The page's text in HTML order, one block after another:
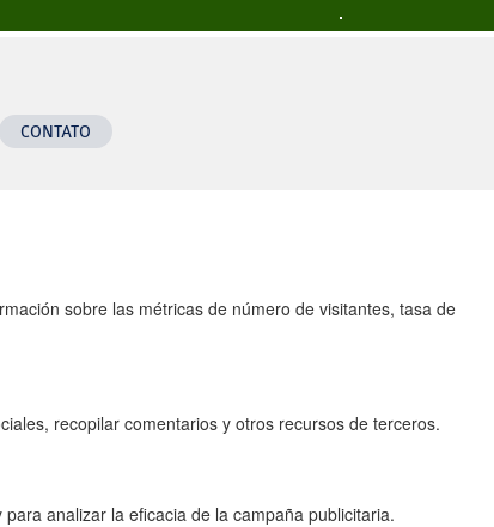
las funciones.
sobre las métricas de número de visitantes, tasa de
recopilar comentarios y otros recursos de terceros.
analizar la eficacia de la campaña publicitaria.
CONTATO